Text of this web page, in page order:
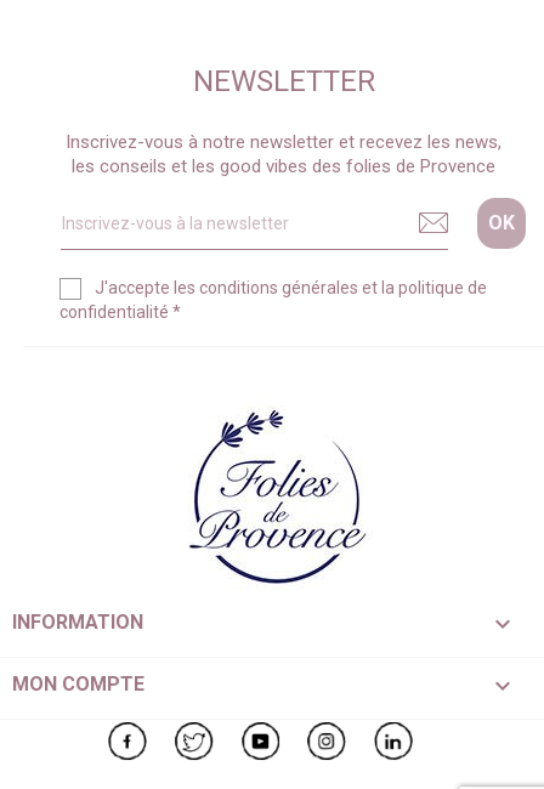
NEWSLETTER
Inscrivez-vous à notre newsletter et recevez les news,
les conseils et les good vibes des folies de Provence
J'accepte les conditions générales et la politique de
confidentialité *
INFORMATION 
MON COMPTE 
FacebookTwitter YouTube Instagram